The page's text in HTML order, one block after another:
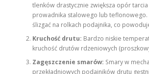
tlenków drastycznie zwiększa opór
prowadnika stalowego lub teflonowego.
ślizgać na rolkach podajnika, co
Kruchość drutu: Bardzo niskie
kruchość drutów rdzeniowych
Zagęszczenie smarów: Smary w
przekładniowych podajników drutu